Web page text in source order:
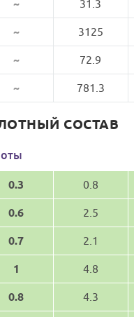
~ 31.3
~ 3125
~ 72.9
~ 781.3
СОСТАВ
0.3 0.8
0.6 2.5
0.7 2.1
1 4.8
0.8 4.3